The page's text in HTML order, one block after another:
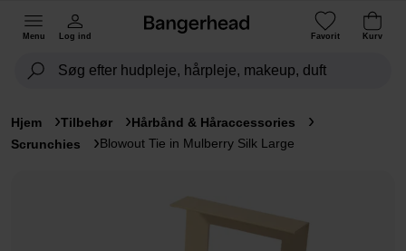
Menu Log ind Favorit Kurv
Hjem Tilbehør
Hårbånd & Håraccessories
Scrunchies
Blowout Tie in Mulberry Silk Large